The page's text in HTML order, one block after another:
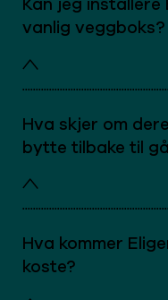
vanlig veggboks?
Hva skjer om
bytte tilbake til
Hva kommer
koste?